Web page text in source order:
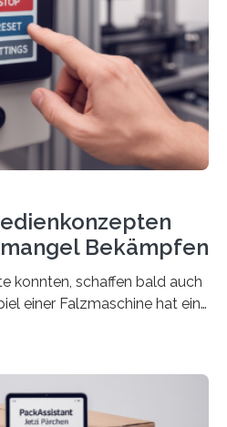
Bekämpfen
konnten, schaffen bald auch
einer Falzmaschine hat ein
so sehr vereinfacht,
lässt sich auf alle
Eine Falzmaschine